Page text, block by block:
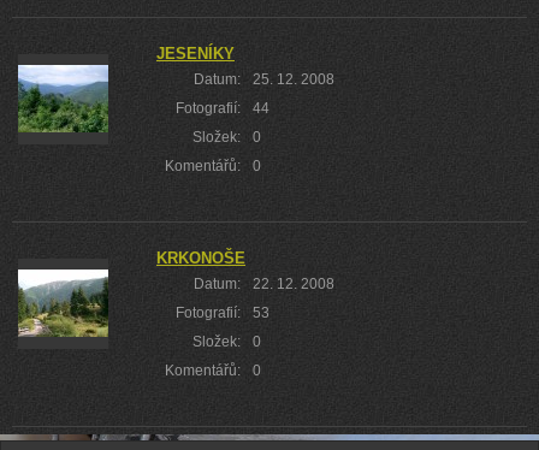
JESENÍKY
Datum:
25. 12. 2008
Fotografií:
44
Složek:
0
Komentářů:
0
KRKONOŠE
Datum:
22. 12. 2008
Fotografií:
53
Složek:
0
Komentářů:
0